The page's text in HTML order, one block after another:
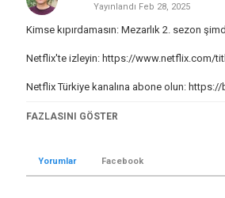
Yayınlandı Feb 28, 2025
Kimse kıpırdamasın: Mezarlık 2. sezon
Netflix'te izleyin: https://www.netflix.com/
Netflix Türkiye kanalına abone olun: https://
Instagram:https://bit.ly/NetflixTR-IG
WhatsApp: https://bit.ly/NetflixTR-WA
Facebook:https://bit.ly/NetflixTR-FB
FAZLASINI GÖSTER
Yorumlar Facebook